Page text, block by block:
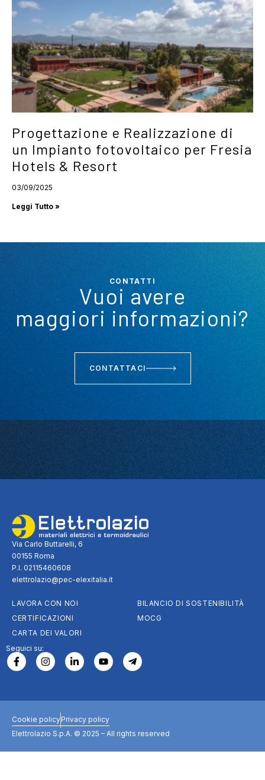
Progettazione e Realizzazione di
un Impianto fotovoltaico per Fresia
Hotels & Resort
03/09/2025
Leggi Tutto »
CONTATTI
Vuoi avere
maggiori informazioni?
CONTATTACI
Via Carlo Buttarelli, 6
00155 Roma
P.I. 02115460608
elettrolazio@pec-elexitalia.it
LAVORA CON NOI
CERTIFICAZIONI
CARTA DEI VALORI
BILANCIO DI SOSTENIBILITÀ
MOCG
Seguici su:
Cookie policyPrivacy policy
Elettrolazio S.p.A. © 2025 – All rights reserved